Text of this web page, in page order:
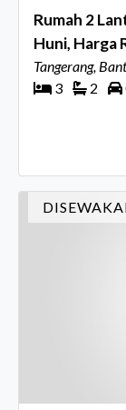
Rumah 2
Huni, Harga
Tangerang,
3
2